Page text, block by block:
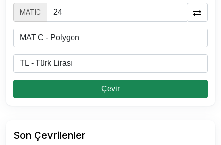
MATIC
Çevir
Son Çevrilenler